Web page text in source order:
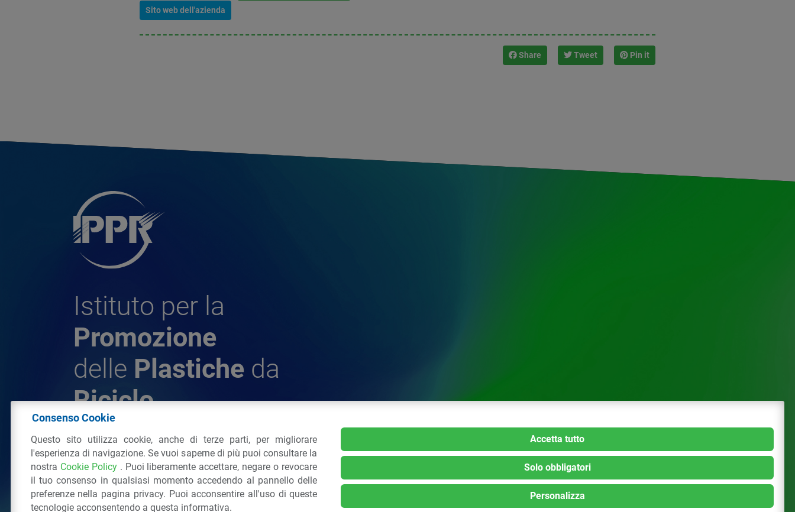
Sito web dell'azienda
Share Tweet Pin it
Istituto per la
Promozione
delle Plastiche da
Riciclo
© 2026 - IPPR Istituto per la Promozione delle Plastiche
da Riciclo
C.F. 97381090154
Via San Vittore 3620123 Milano(MI) Tel.: 02 43928225.
Tutti i diritti riservatiPrivacy Policy
Consenso Cookie
Questo sito utilizza cookie, anche di terze parti, per migliorare
l'esperienza di navigazione. Se vuoi saperne di più puoi consultare la
nostra Cookie Policy . Puoi liberamente accettare, negare o revocare
il tuo consenso in qualsiasi momento accedendo al pannello delle
preferenze nella pagina privacy. Puoi acconsentire all'uso di queste
tecnologie acconsentendo a questa informativa.
Accetta tutto
Solo obbligatori
Personalizza